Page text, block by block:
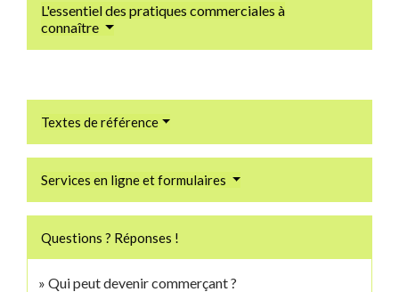
L'essentiel des pratiques commerciales à
connaître
Textes de référence
Services en ligne et formulaires
Questions ? Réponses !
Qui peut devenir commerçant ?